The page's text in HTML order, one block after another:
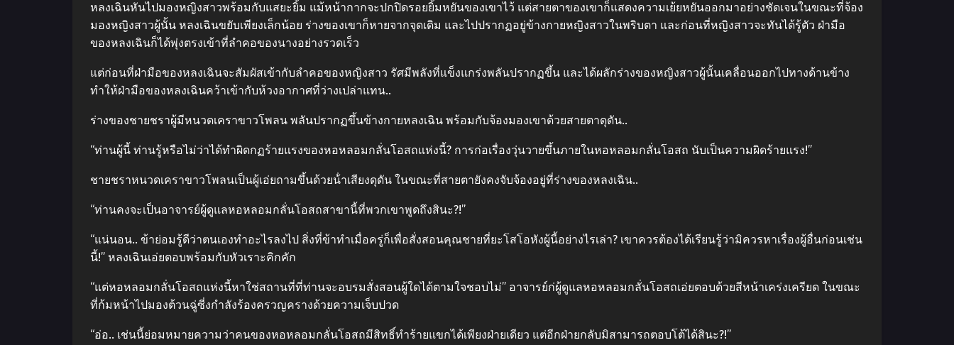
หลงเฉินหันไปมองหญิงสาวพร้อมกับแสยะยิ้ม แม้หน้ากากจะปกปิดรอยยิ้มหยันของเขาไว้ แต่สายตาของเขาก็แสดงความเย้ยหยันออกมาอย่างชัดเจนในขณะที่จ้อง
มองหญิงสาวผู้นั้น หลงเฉินขยับเพียงเล็กน้อย ร่างของเขาก็หายจากจุดเดิม และไปปรากฏอยู่ข้างกายหญิงสาวในพริบตา และก่อนที่หญิงสาวจะทันได้รู้ตัว ฝ่ามือ
ของหลงเฉินก็ได้พุ่งตรงเข้าที่ลําคอของนางอย่างรวดเร็ว
แต่ก่อนที่ฝ่ามือของหลงเฉินจะสัมผัสเข้ากับลําคอของหญิงสาว รัศมีพลังที่แข็งแกร่งพลันปรากฏขึ้น และได้ผลักร่างของหญิงสาวผู้นั้นเคลื่อนออกไปทางด้านข้าง
ทําให้ฝ่ามือของหลงเฉินคว้าเข้ากับห้วงอากาศที่ว่างเปล่าแทน..
ร่างของชายชราผู้มีหนวดเคราขาวโพลน พลันปรากฏขึ้นข้างกายหลงเฉิน พร้อมกับจ้องมองเขาด้วยสายตาดุดัน..
“ท่านผู้นี้ ท่านรู้หรือไม่ว่าได้ทําผิดกฏร้ายแรงของหอหลอมกลั่นโอสถแห่งนี้? การก่อเรื่องวุ่นวายขึ้นภายในหอหลอมกลั่นโอสถ นับเป็นความผิดร้ายแรง!”
ชายชราหนวดเคราขาวโพลนเป็นผู้เอ่ยถามขึ้นด้วยน้ําเสียงดุดัน ในขณะที่สายตายังคงจับจ้องอยู่ที่ร่างของหลงเฉิน..
“ท่านคงจะเป็นอาจารย์ผู้ดูแลหอหลอมกลั่นโอสถสาขานี้ที่พวกเขาพูดถึงสินะ?!”
“แน่นอน.. ข้าย่อมรู้ดีว่าตนเองทําอะไรลงไป สิ่งที่ข้าทําเมื่อครู่ก็เพื่อสั่งสอนคุณชายที่ยะโสโอหังผู้นี้อย่างไรเล่า? เขาควรต้องได้เรียนรู้ว่ามิควรหาเรื่องผู้อื่นก่อนเช่น
นี้!” หลงเฉินเอ่ยตอบพร้อมกับหัวเราะคิกคัก
“แต่หอหลอมกลั่นโอสถแห่งนี้หาใช่สถานที่ที่ท่านจะอบรมสั่งสอนผู้ใดได้ตามใจชอบไม่” อาจารย์ก่ผู้ดูแลหอหลอมกลั่นโอสถเอ่ยตอบด้วยสีหน้าเคร่งเครียด ในขณะ
ที่ก้มหน้าไปมองต้วนฉู่ซี่งกําลังร้องครวญครางด้วยความเจ็บปวด
“อ่อ.. เช่นนี้ย่อมหมายความว่าคนของหอหลอมกลั่นโอสถมีสิทธิ์ทําร้ายแขกได้เพียงฝ่ายเดียว แต่อีกฝ่ายกลับมิสามารถตอบโต้ได้สินะ?!”